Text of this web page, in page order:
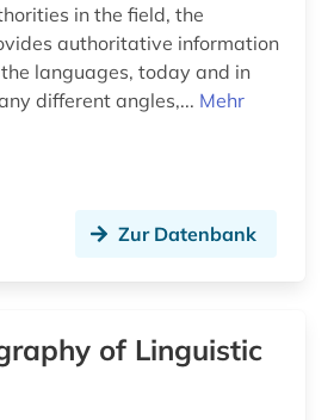
in the field, the
authoritative information
languages, today and in
different angles,... Mehr
Zur Datenbank
of Linguistic